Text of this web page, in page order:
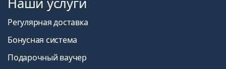
Регулярная доставка
Бонусная система
Подарочный ваучер